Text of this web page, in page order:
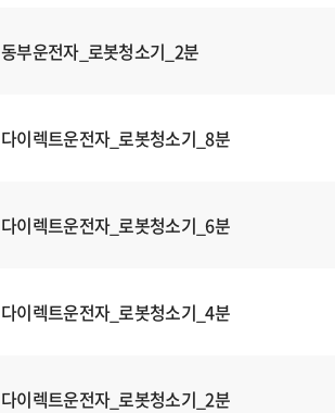
동부운전자_로봇청소기_2분
다이렉트운전자_로봇청소기_8분
다이렉트운전자_로봇청소기_6분
다이렉트운전자_로봇청소기_4분
다이렉트운전자_로봇청소기_2분